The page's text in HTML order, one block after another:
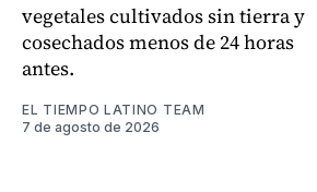
vegetales cultivados sin tierra y
cosechados menos de 24 horas
antes.
EL TIEMPO LATINO TEAM
7 de agosto de 2026